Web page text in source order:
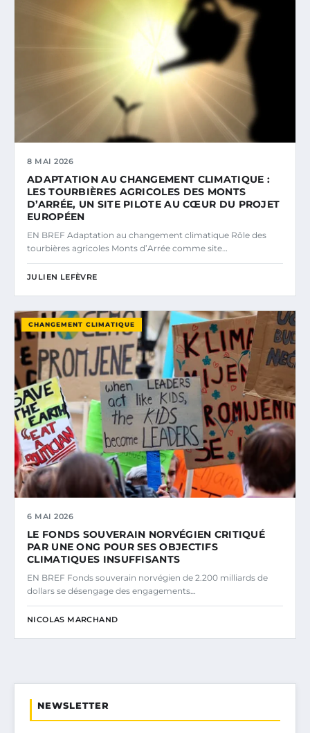
8 MAI 2026
ADAPTATION AU CHANGEMENT CLIMATIQUE :
LES TOURBIÈRES AGRICOLES DES MONTS
D’ARRÉE, UN SITE PILOTE AU CŒUR DU PROJET
EUROPÉEN
EN BREF Adaptation au changement climatique Rôle des
tourbières agricoles Monts d’Arrée comme site…
JULIEN LEFÈVRE
CHANGEMENT CLIMATIQUE
6 MAI 2026
LE FONDS SOUVERAIN NORVÉGIEN CRITIQUÉ
PAR UNE ONG POUR SES OBJECTIFS
CLIMATIQUES INSUFFISANTS
EN BREF Fonds souverain norvégien de 2.200 milliards de
dollars se désengage des engagements…
NICOLAS MARCHAND
NEWSLETTER